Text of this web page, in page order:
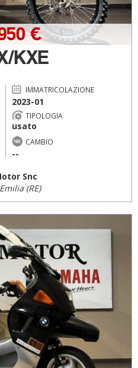
KXE
€
IMMATRICOLAZIONE
2023-01
TIPOLOGIA
usato
CAMBIO
--
Snc
(RE)